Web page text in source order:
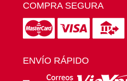
COMPRA SEGURA
ENVÍO RÁPIDO